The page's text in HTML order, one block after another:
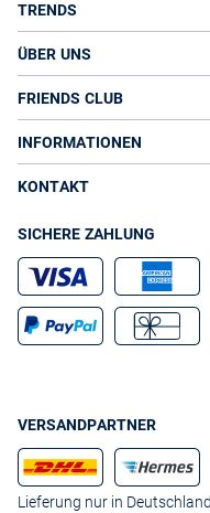
TRENDS
ÜBER UNS
FRIENDS CLUB
INFORMATIONEN
KONTAKT
SICHERE ZAHLUNG
VERSANDPARTNER
Lieferung nur in Deutschland